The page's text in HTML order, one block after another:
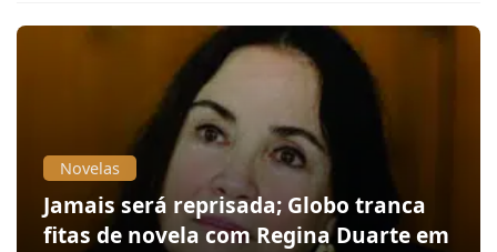
Novelas
Jamais será reprisada; Globo tranca
fitas de novela com Regina Duarte em